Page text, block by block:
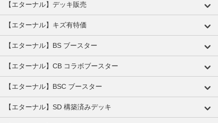
【エターナル】デッキ販売
【エターナル】キズ有特価
【エターナル】BS ブースター
【エターナル】CB コラボブースター
【エターナル】BSC ブースター
【エターナル】SD 構築済みデッキ